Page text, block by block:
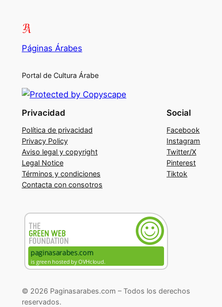
Páginas Árabes
Portal de Cultura Árabe
Privacidad
Política de privacidad
Privacy Policy
Aviso legal y copyright
Legal Notice
Términos y condiciones
Contacta con consotros
Social
Facebook
Instagram
Twitter/X
Pinterest
Tiktok
© 2026 Paginasarabes.com – Todos los derechos
reservados.